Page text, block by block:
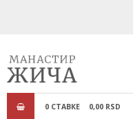
0 СТАВКЕ 0,00 RSD